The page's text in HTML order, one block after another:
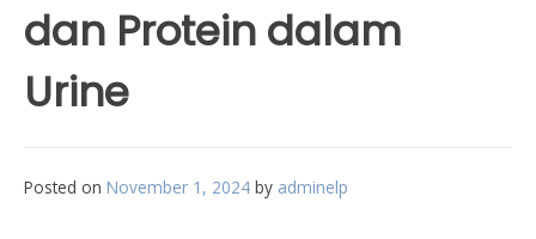
dan Protein dalam
Urine
Posted on November 1, 2024 by adminelp